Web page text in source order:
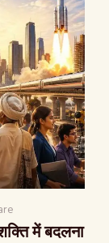
में बदलना